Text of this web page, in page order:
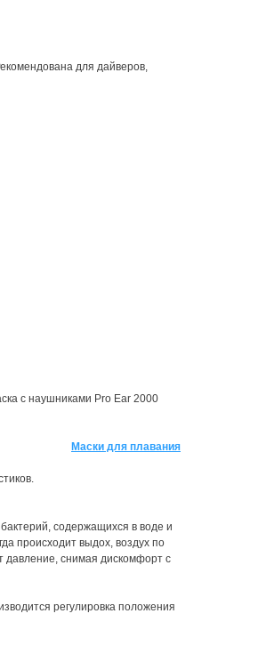
для дайверов,
с наушниками Pro Ear 2000
Маски для плавания
содержащихся в воде и
происходит выдох, воздух по
снимая дискомфорт с
регулировка положения